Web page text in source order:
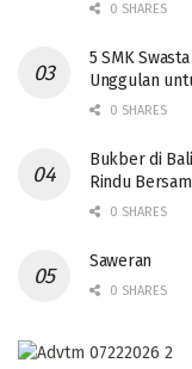
0 SHARES
5 SMK
Unggulan
0 SHARES
Bukber di
Rindu
0 SHARES
Saweran
0 SHARES